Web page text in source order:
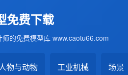
免费下载
的免费模型库 www.caotu66.com
物与动物 工业机械 场景